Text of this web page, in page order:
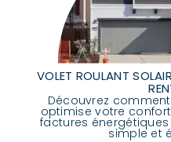
VOLET ROULANT
Découvrez
optimise votre
factures
simple et